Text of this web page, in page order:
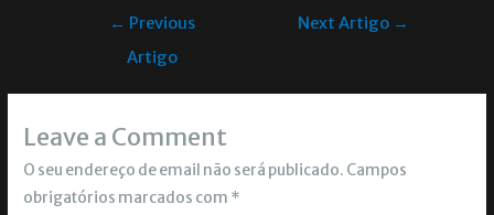
← Previous
Artigo
Next Artigo →
Leave a Comment
O seu endereço de email não será publicado. Campos
obrigatórios marcados com *